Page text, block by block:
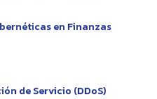
en Finanzas
de Servicio (DDoS)